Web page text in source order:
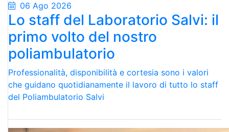
06 Ago 2026
Lo staff del Laboratorio Salvi: il
primo volto del nostro
poliambulatorio
Professionalità, disponibilità e cortesia sono i valori
che guidano quotidianamente il lavoro di tutto lo staff
del Poliambulatorio Salvi